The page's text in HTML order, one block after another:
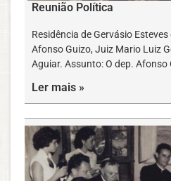
Reunião Política
Residência de Gervásio
Afonso Guizo, Juiz Mario Luiz
Aguiar. Assunto: O dep.
Ler mais »